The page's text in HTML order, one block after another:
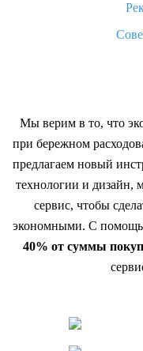
Мы верим в то, что
при бережном
предлагаем новый
технологии и дизайн,
сервис, чтобы
экономными. С
40% от суммы